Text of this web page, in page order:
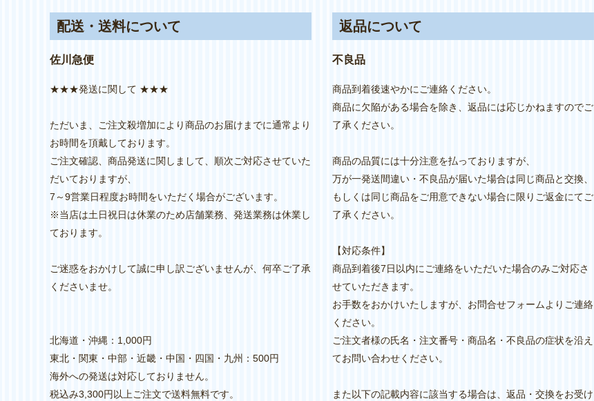
配送・送料について
佐川急便
★★★発送に関して ★★★
ただいま、ご注文殺増加により商品のお届けまでに通常より
お時間を頂戴しております。
ご注文確認、商品発送に関しまして、順次ご対応させていた
だいておりますが、
7～9営業日程度お時間をいただく場合がございます。
※当店は土日祝日は休業のため店舗業務、発送業務は休業し
ております。
ご迷惑をおかけして誠に申し訳ございませんが、何卒ご了承
くださいませ。
北海道・沖縄：1,000円
東北・関東・中部・近畿・中国・四国・九州：500円
海外への発送は対応しておりません。
税込み3,300円以上ご注文で送料無料です。
返品について
不良品
商品到着後速やかにご連絡ください。
商品に欠陥がある場合を除き、返品には応じかねますのでご
了承ください。
商品の品質には十分注意を払っておりますが、
万が一発送間違い・不良品が届いた場合は同じ商品と交換、
もしくは同じ商品をご用意できない場合に限りご返金にてご
了承ください。
【対応条件】
商品到着後7日以内にご連絡をいただいた場合のみご対応さ
せていただきます。
お手数をおかけいたしますが、お問合せフォームよりご連絡
ください。
ご注文者様の氏名・注文番号・商品名・不良品の症状を沿え
てお問い合わせください。
また以下の記載内容に該当する場合は、返品・交換をお受け